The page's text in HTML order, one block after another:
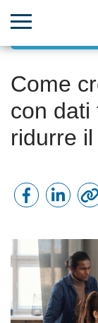
Come
con dati
ridurre